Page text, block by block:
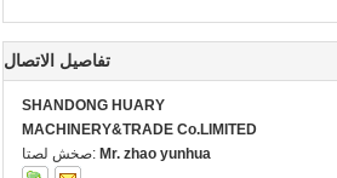
تفاصيل الاتصال
SHANDONG HUARY
MACHINERY&TRADE Co.LIMITED
اتصل شخص: Mr. zhao yunhua